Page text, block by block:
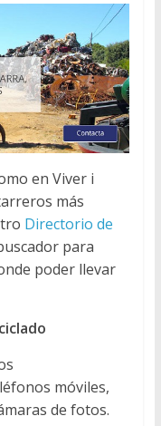
en Viver i
más
Directorio de
para
poder llevar
móviles,
de fotos.